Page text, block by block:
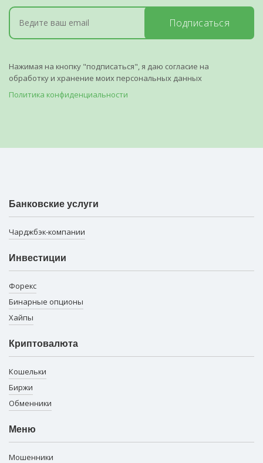
Подписаться
Нажимая на кнопку "подписаться", я даю согласие на
обработку и хранение моих персональных данных
Политика конфиденциальности
Банковские услуги
Чарджбэк-компании
Инвестиции
Форекс
Бинарные опционы
Хайпы
Криптовалюта
Кошельки
Биржи
Обменники
Меню
Мошенники